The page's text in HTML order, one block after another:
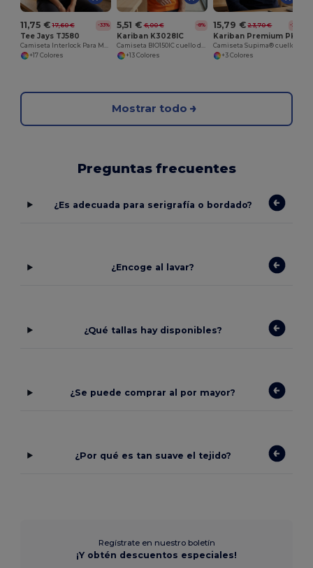
11,75 € 17,60 € -33%
Tee Jays TJ580
+17 Colores
5,51 € 6,00 € -8%
Kariban K3028IC
+13 Colores
15,79 € 23,70 € -33%
+3 Colores
Mostrar todo
Preguntas frecuentes
¿Es adecuada para serigrafía o bordado?
¿Encoge al lavar?
¿Qué tallas hay disponibles?
¿Se puede comprar al por mayor?
¿Por qué es tan suave el tejido?
Regístrate en nuestro boletín
¡Y obtén descuentos especiales!